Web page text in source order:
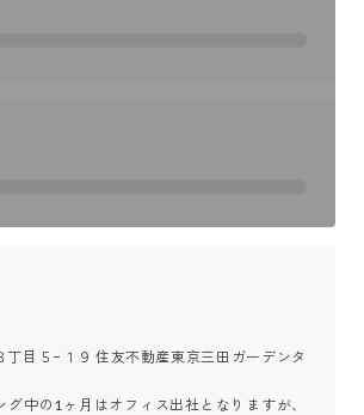
丁目５−１９ 住友不動産東京三田ガーデンタ
中の1ヶ月はオフィス出社となりますが、